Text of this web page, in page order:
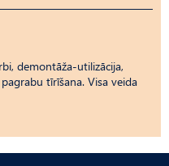
demontāža-utilizācija,
tīrīšana. Visa veida